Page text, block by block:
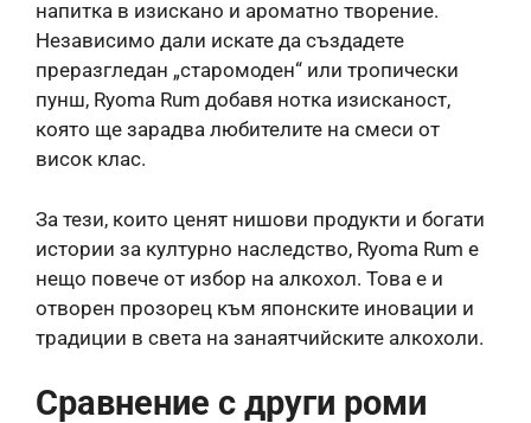
напитка в изискано и ароматно творение.
Независимо дали искате да създадете
преразгледан „старомоден“ или тропически
пунш, Ryoma Rum добавя нотка изисканост,
която ще зарадва любителите на смеси от
висок клас.
За тези, които ценят нишови продукти и богати
истории за културно наследство, Ryoma Rum е
нещо повече от избор на алкохол. Това е и
отворен прозорец към японските иновации и
традиции в света на занаятчийските алкохоли.
Сравнение с други роми